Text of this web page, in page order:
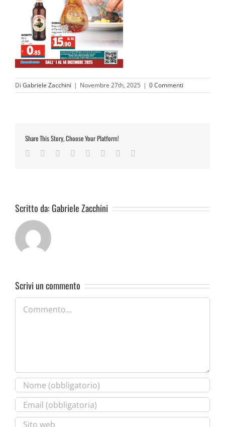
Di Gabriele Zacchini | Novembre 27th, 2025 | 0 Commenti
Share This Story, Choose Your Platform!
Facebook
TwitterReddit LinkedIn
TumblrPinterest
Scritto da:Gabriele Zacchini
Scrivi un commento
Commento